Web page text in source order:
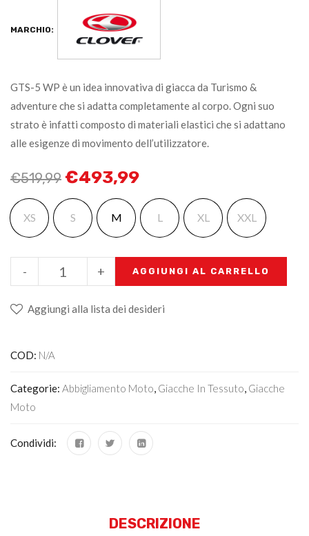
MARCHIO:
GTS-5 WP è un idea innovativa di giacca da Turismo &
adventure che si adatta completamente al corpo. Ogni suo
strato è infatti composto di materiali elastici che si adattano
alle esigenze di movimento dell’utilizzatore.
€519,99 €493,99
XS S M L XL XXL
+
- AGGIUNGI AL CARRELLO
Aggiungi alla lista dei desideri
COD: N/A
Categorie: Abbigliamento Moto, Giacche In Tessuto, Giacche
Moto
Condividi:
DESCRIZIONE